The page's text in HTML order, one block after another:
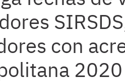
con
2020